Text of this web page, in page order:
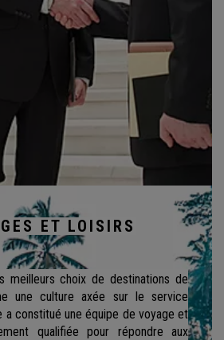
ET LOISIRS
meilleurs choix de destinations de
une culture axée sur le service
a constitué une équipe de voyage et
qualifiée pour répondre aux